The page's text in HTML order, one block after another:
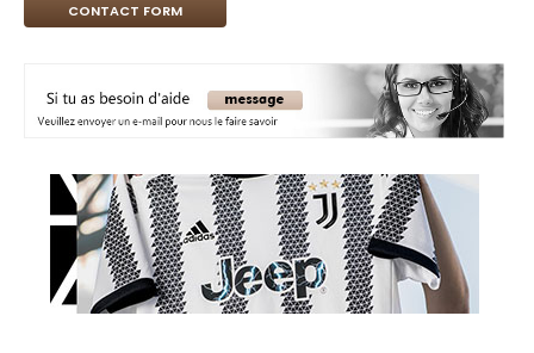
CONTACT FORM